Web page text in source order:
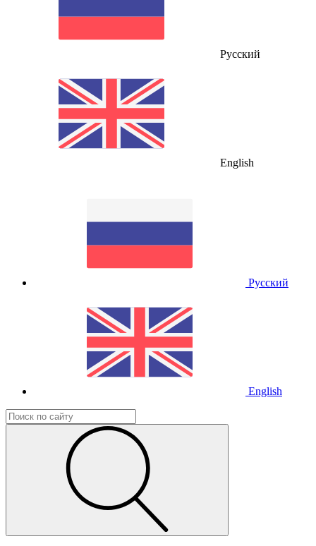
Русский
English
Русский
English